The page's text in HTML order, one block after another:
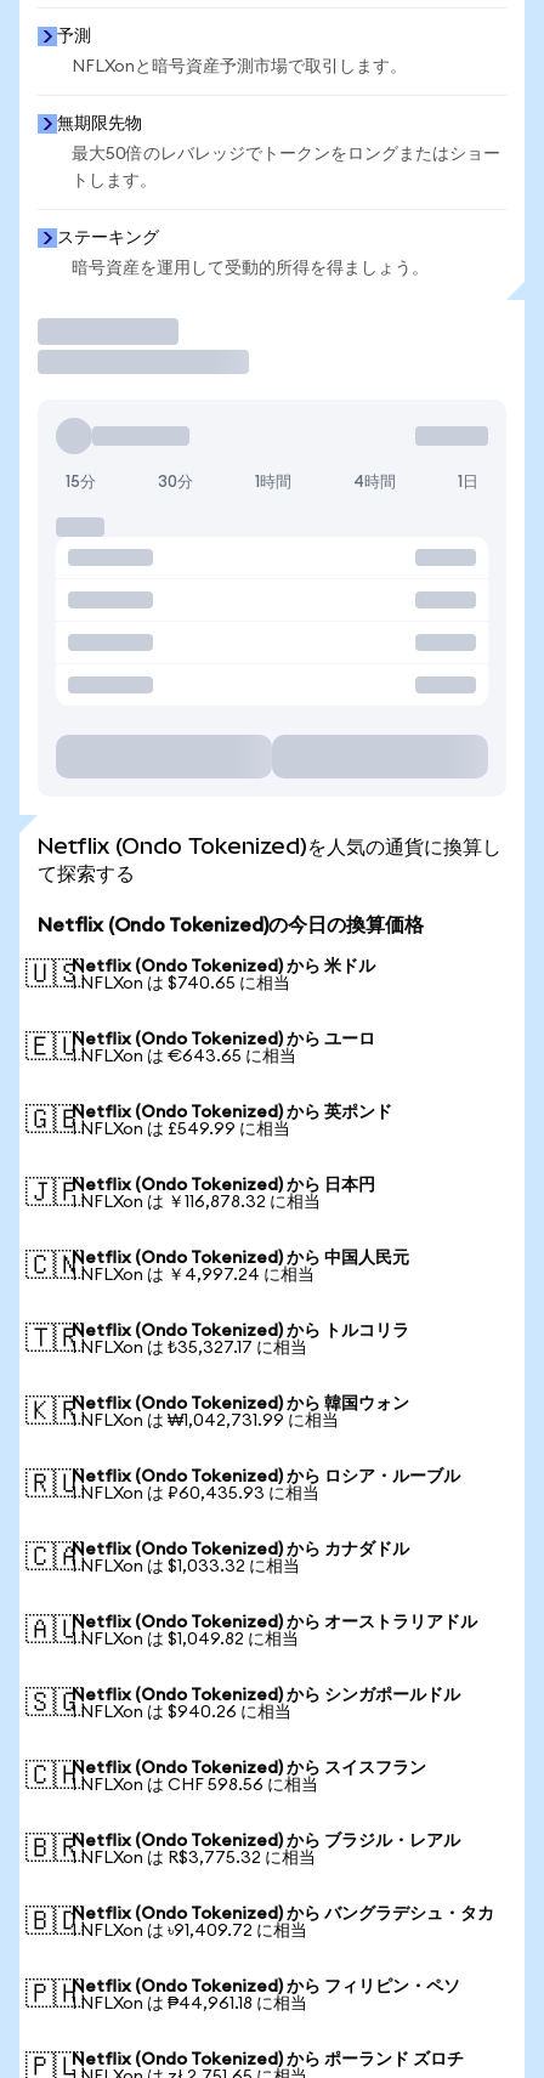
予測
NFLXonと暗号資産予測市場で取引します。
無期限先物
最大50倍のレバレッジでトークンをロングまたはショー
トします。
ステーキング
暗号資産を運用して受動的所得を得ましょう。
15分 30分 1時間 4時間 1日
Netflix (Ondo Tokenized)を人気の通貨に換算し
て探索する
Netflix (Ondo Tokenized)の今日の換算価格
🇺🇸Netflix (Ondo Tokenized) から 米ドル
1 NFLXon は $740.65 に相当
🇪🇺Netflix (Ondo Tokenized) から ユーロ
1 NFLXon は €643.65 に相当
🇬🇧Netflix (Ondo Tokenized) から 英ポンド
1 NFLXon は £549.99 に相当
🇯🇵Netflix (Ondo Tokenized) から 日本円
1 NFLXon は ￥116,878.32 に相当
🇨🇳Netflix (Ondo Tokenized) から 中国人民元
1 NFLXon は ￥4,997.24 に相当
🇹🇷Netflix (Ondo Tokenized) から トルコリラ
1 NFLXon は ₺35,327.17 に相当
🇰🇷Netflix (Ondo Tokenized) から 韓国ウォン
1 NFLXon は ₩1,042,731.99 に相当
🇷🇺Netflix (Ondo Tokenized) から ロシア・ルーブル
1 NFLXon は ₽60,435.93 に相当
🇨🇦Netflix (Ondo Tokenized) から カナダドル
1 NFLXon は $1,033.32 に相当
🇦🇺Netflix (Ondo Tokenized) から オーストラリアドル
1 NFLXon は $1,049.82 に相当
🇸🇬Netflix (Ondo Tokenized) から シンガポールドル
1 NFLXon は $940.26 に相当
🇨🇭Netflix (Ondo Tokenized) から スイスフラン
1 NFLXon は CHF 598.56 に相当
🇧🇷Netflix (Ondo Tokenized) から ブラジル・レアル
1 NFLXon は R$3,775.32 に相当
🇧🇩Netflix (Ondo Tokenized) から バングラデシュ・タカ
1 NFLXon は ৳91,409.72 に相当
🇵🇭Netflix (Ondo Tokenized) から フィリピン・ペソ
1 NFLXon は ₱44,961.18 に相当
🇵🇱Netflix (Ondo Tokenized) から ポーランド ズロチ